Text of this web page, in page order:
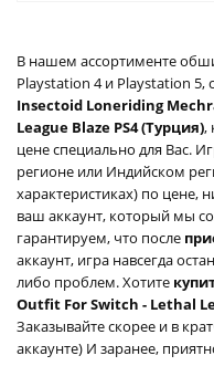
В нашем ассортименте
Playstation 4 и Playstation 5,
Insectoid Loneriding
League Blaze PS4 (Турция),
цене специально для Вас.
регионе или Индийском
характеристиках) по цене,
ваш аккаунт, который мы
гарантируем, что после
аккаунт, игра навсегда
либо проблем. Хотите
Outfit For Switch - Lethal
Заказывайте скорее и в
аккаунте) И заранее,